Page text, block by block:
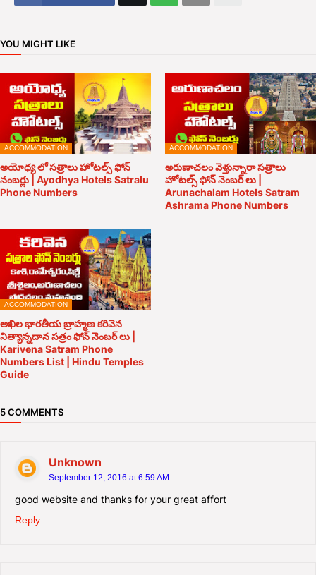
YOU MIGHT LIKE
ACCOMMODATION
అయోధ్య లో సత్రాలు హోటల్స్ ఫోన్
నంబర్లు | Ayodhya Hotels Satralu
Phone Numbers
ACCOMMODATION
అరుణాచలం వెళ్తున్నారా సత్రాలు
హోటల్స్ ఫోన్ నెంబర్ లు |
Arunachalam Hotels Satram
Ashrama Phone Numbers
ACCOMMODATION
అఖిల భారతీయ బ్రాహ్మణ కరివెన
నిత్యాన్నదాన సత్రం ఫోన్ నెంబర్ లు |
Karivena Satram Phone
Numbers List | Hindu Temples
Guide
5 COMMENTS
Unknown
September 12, 2016 at 6:59 AM
good website and thanks for your great affort
Reply